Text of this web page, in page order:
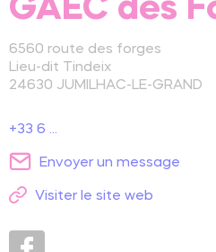
GAEC des
6560 route des forges
Lieu-dit Tindeix
24630 JUMILHAC-LE-GRAND
+33 6 ...
Envoyer un message
Visiter le site web